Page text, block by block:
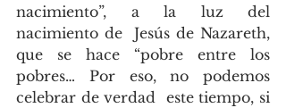
nacimiento”, a la luz del
nacimiento de  Jesús de Nazareth,
que se hace “pobre entre los
pobres… Por eso, no podemos
celebrar de verdad  este tiempo, si